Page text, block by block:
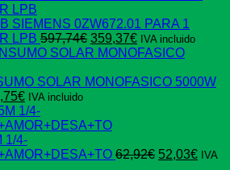
SIEMENS 0ZW672.01 PARA 1
LPB 597,74€ El
precio
era:
359,37€El
precio
es:
IVA incluido
SOLAR MONOFASICO 5000W
€El
precio
actual
es:
5.293,75€.
IVA incluido
1/4-
62,92€ El
52,03€ElIVA